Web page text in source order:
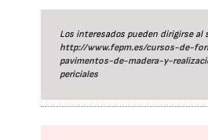
Los interesados pueden dirigirse al
http://www.fepm.es/cursos-de-
pavimentos-de-madera-y-
periciales